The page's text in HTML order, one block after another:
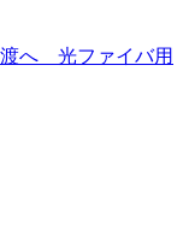
渡へ 光ファイバ用